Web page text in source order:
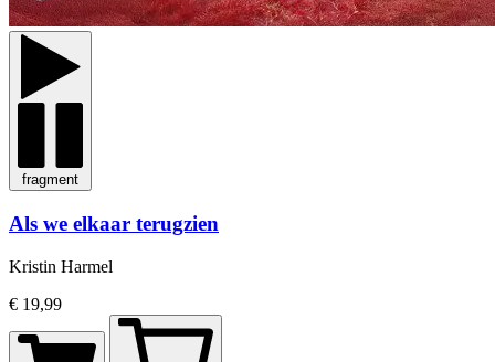
fragment
Als we elkaar terugzien
Kristin Harmel
€ 19,99